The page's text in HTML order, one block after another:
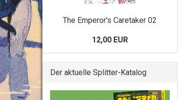
The Emperor's Caretaker 02
12,00 EUR
Der aktuelle Splitter-Katalog